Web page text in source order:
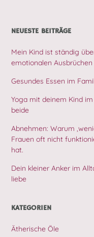
NEUESTE BEITRÄGE
Mein Kind ist ständig
emotionalen
Gesundes Essen im
Yoga mit deinem Kind
beide
Abnehmen: Warum
Frauen oft nicht
hat.
Dein kleiner Anker im
liebe
KATEGORIEN
Ätherische Öle